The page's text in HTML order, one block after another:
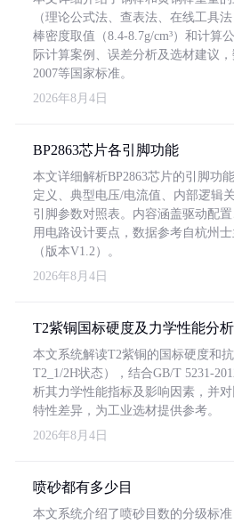
（理论公式法、查表法、在线工具
棒密度取值（8.4-8.7g/cm³）和计算
际计算案例、误差分析及选材建议
2007等国家标准。
2026年8月4日
BP2863芯片各引脚功能
本文详细解析BP2863芯片的引脚功
定义、典型电压/电流值、内部逻辑
引脚参数对照表。内容涵盖驱动配
用电路设计要点，数据参考自杭州
（版本V1.2）。
2026年8月4日
T2紫铜国标硬度及力学性能分析
本文系统解读T2紫铜的国标硬度和
T2_1/2H状态），结合GB/T 5231-
析其力学性能指标及影响因素，并
特性差异，为工业选材提供参考。
2026年8月4日
喷砂都有多少目
本文系统介绍了喷砂目数的分级标